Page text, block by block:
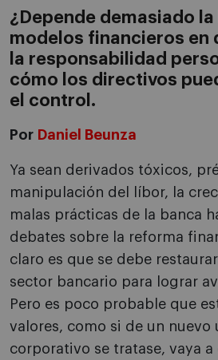
¿Depende demasiado
modelos financieros en
la responsabilidad
cómo los directivos
el control.
Por Daniel Beunza
Ya sean derivados tóxicos,
manipulación del líbor, la
malas prácticas de la banca
debates sobre la reforma
claro es que se debe
sector bancario para lograr
Pero es poco probable que
valores, como si de un nuevo
corporativo se tratase, vaya a